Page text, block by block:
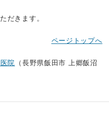
費
だきます。
ページトップへ
院
（長野県飯田市 上郷飯沼